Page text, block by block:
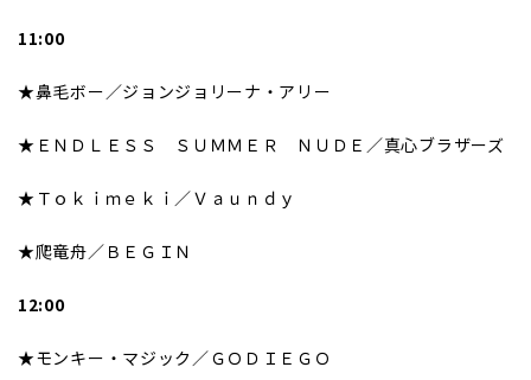
11:00
★鼻毛ボー／ジョンジョリーナ・アリー
★ＥＮＤＬＥＳＳ ＳＵＭＭＥＲ ＮＵＤＥ／真心ブラザーズ
★Ｔｏｋｉｍｅｋｉ／Ｖａｕｎｄｙ
★爬竜舟／ＢＥＧＩＮ
12:00
★モンキー・マジック／ＧＯＤＩＥＧＯ